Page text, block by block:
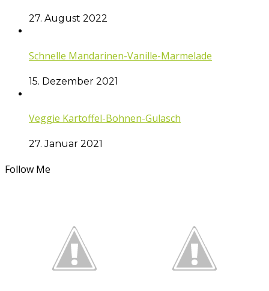
27. August 2022
Schnelle Mandarinen-Vanille-Marmelade
15. Dezember 2021
Veggie Kartoffel-Bohnen-Gulasch
27. Januar 2021
Follow Me